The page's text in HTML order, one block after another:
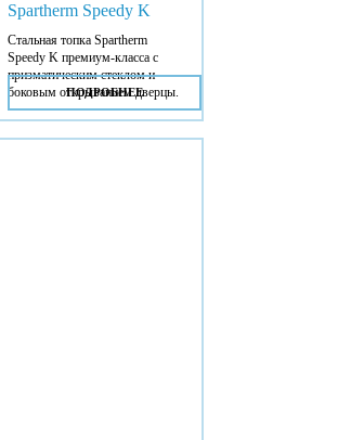
Spartherm Speedy K
Стальная топка Spartherm
Speedy K премиум-класса с
призматическим стеклом и
боковым открыванием дверцы.
ПОДРОБНЕЕ